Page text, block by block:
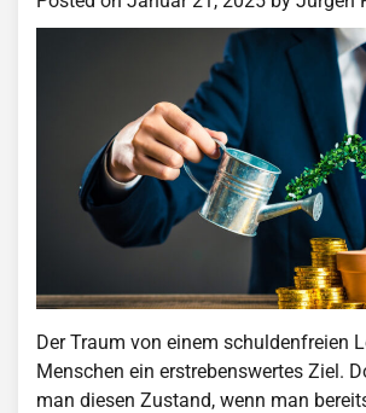
Der Traum von einem schuldenfreien
Menschen ein erstrebenswertes Ziel.
man diesen Zustand, wenn man